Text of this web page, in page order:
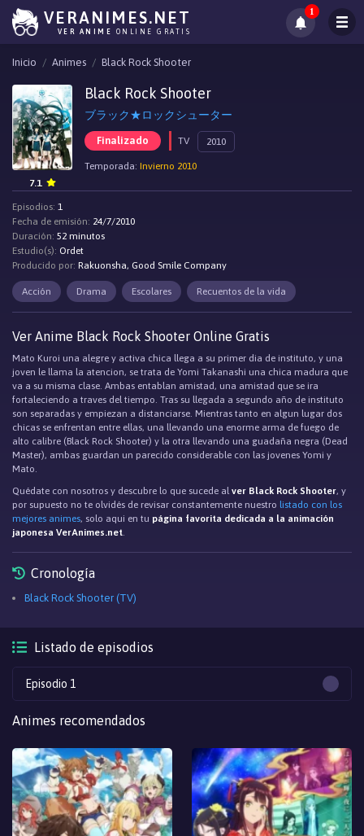
VERANIMES.NET
VER ANIME ONLINE GRATIS
1
Inicio Animes Black Rock Shooter
Black Rock Shooter
ブラック★ロックシューター
Finalizado TV 2010
Temporada: Invierno 2010
7.1
Episodios: 1
Fecha de emisión: 24/7/2010
Duración: 52 minutos
Estudio(s): Ordet
Producido por: Rakuonsha, Good Smile Company
Acción Drama Escolares Recuentos de la vida
Ver Anime Black Rock Shooter Online Gratis
Mato Kuroi una alegre y activa chica llega a su primer dia de instituto, y una
joven le llama la atencion, se trata de Yomi Takanashi una chica madura que
va a su misma clase. Ambas entablan amistad, una amistad que se ira
fortaleciendo a traves del tiempo. Tras su llegada a segundo año de instituto
son separadas y empiezan a distanciarse. Mientras tanto en algun lugar dos
chicas se enfrentan entre ellas, una llevando una enorme arma de fuego de
alto calibre (Black Rock Shooter) y la otra llevando una guadaña negra (Dead
Master), ambas guardan un parecido considerable con las jovenes Yomi y
Mato.
Quédate con nosotros y descubre lo que sucede alver Black Rock Shooter, y
por supuesto no te olvidés de revisar constantemente nuestro listado con los
mejores animes, solo aqui en tu página favorita dedicada a la animación
japonesa VerAnimes.net.
Cronología
Black Rock Shooter (TV)
Listado de episodios
Episodio 1
Animes recomendados